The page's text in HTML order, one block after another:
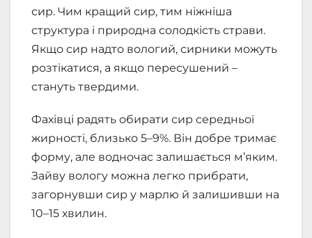
сир. Чим кращий сир, тим ніжніша
структура і природна солодкість страви.
Якщо сир надто вологий, сирники можуть
розтікатися, а якщо пересушений –
стануть твердими.
Фахівці радять обирати сир середньої
жирності, близько 5–9%. Він добре тримає
форму, але водночас залишається м’яким.
Зайву вологу можна легко прибрати,
загорнувши сир у марлю й залишивши на
10–15 хвилин.